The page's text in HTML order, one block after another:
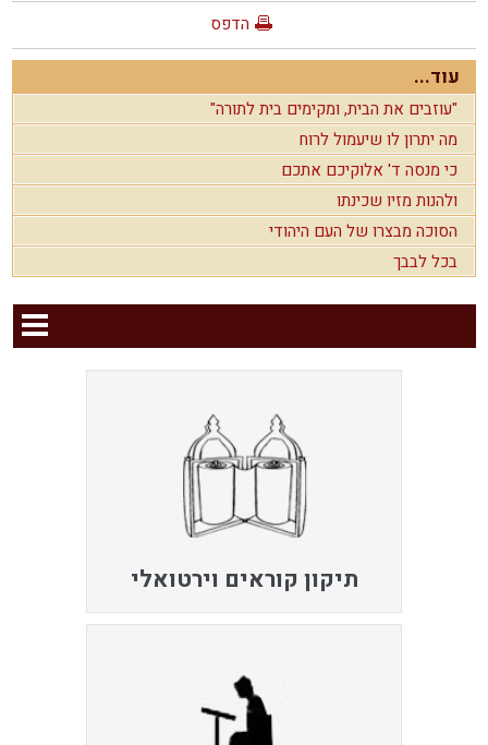
הדפס
עוד...
"עוזבים את הבית, ומקימים בית לתורה"
מה יתרון לו שיעמול לרוח
כי מנסה ד' אלוקיכם אתכם
ולהנות מזיו שכינתו
הסוכה מבצרו של העם היהודי
בכל לבבך
תיקון קוראים וירטואלי